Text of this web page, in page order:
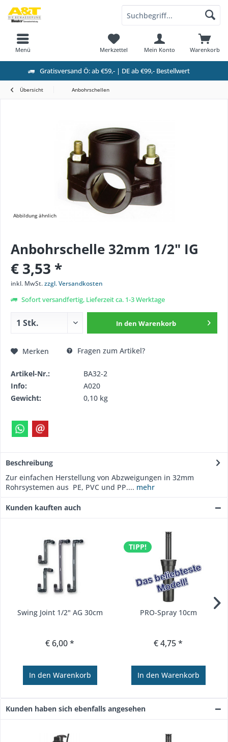
Gratisversand Ö: ab €59,- | DE ab €99,- Bestellwert
Warenkorb
Merkzettel Mein Konto
Menü
Übersicht Anbohrschellen
Abbildung ähnlich
Anbohrschelle 32mm 1/2" IG
€ 3,53 *
inkl. MwSt.zzgl. Versandkosten
Sofort versandfertig, Lieferzeit ca. 1-3 Werktage
In den Warenkorb
Merken Fragen zum Artikel?
Artikel-Nr.:
BA32-2
Info:
A020
Gewicht:
0,10 kg
Beschreibung
Zur einfachen Herstellung von Abzweigungen in 32mm
Rohrsystemen aus PE, PVC und PP.... mehr
Kunden kauften auch
Swing Joint 1/2" AG 30cm
€ 6,00 *
In den Warenkorb
TIPP!
PRO-Spray 10cm
€ 4,75 *
In den Warenkorb
Kunden haben sich ebenfalls angesehen